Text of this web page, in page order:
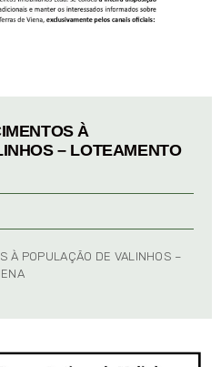
À
– LOTEAMENTO
À POPULAÇÃO DE VALINHOS –